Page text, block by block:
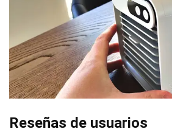
Reseñas de usuarios